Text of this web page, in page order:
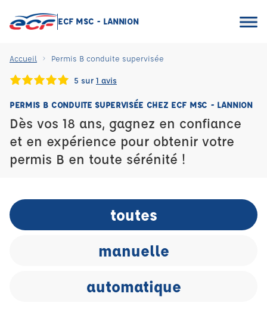
ECF MSC - LANNION
Accueil Permis B conduite supervisée
5 sur 1 avis
PERMIS B CONDUITE SUPERVISÉE CHEZ ECF MSC - LANNION
Dès vos 18 ans, gagnez en confiance
et en expérience pour obtenir votre
permis B en toute sérénité !
toutes
manuelle
automatique